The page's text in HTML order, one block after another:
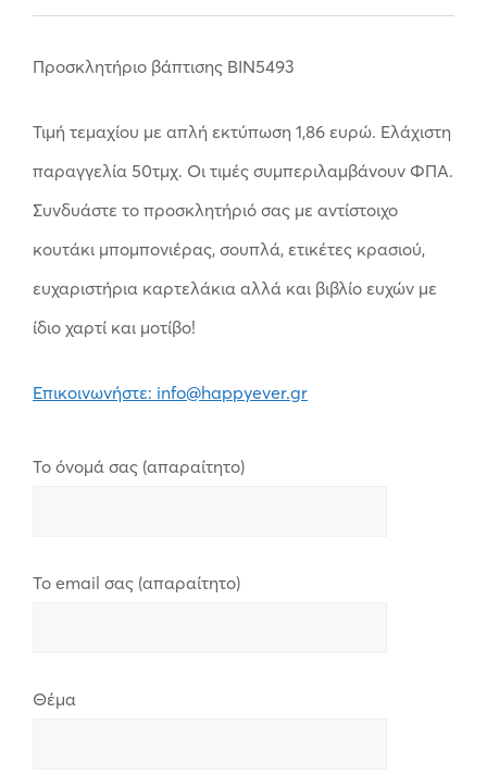
Προσκλητήριο βάπτισης ΒΙΝ5493
Τιμή τεμαχίου με απλή εκτύπωση 1,86 ευρώ. Ελάχιστη
παραγγελία 50τμχ. Οι τιμές συμπεριλαμβάνουν ΦΠΑ.
Συνδυάστε το προσκλητήριό σας με αντίστοιχο
κουτάκι μπομπονιέρας, σουπλά, ετικέτες κρασιού,
ευχαριστήρια καρτελάκια αλλά και βιβλίο ευχών με
ίδιο χαρτί και μοτίβο!
Επικοινωνήστε: info@happyever.gr
Το όνομά σας (απαραίτητο)
Το email σας (απαραίτητο)
Θέμα